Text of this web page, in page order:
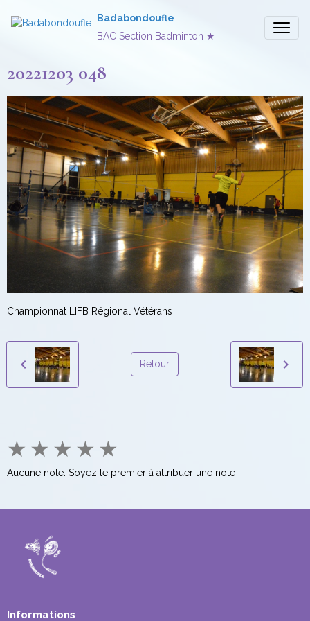
Badabondoufle
BAC Section Badminton ★
20221203 048
Championnat LIFB Régional Vétérans
Retour
★ ★ ★ ★ ★
Aucune note. Soyez le premier à attribuer une note !
Informations